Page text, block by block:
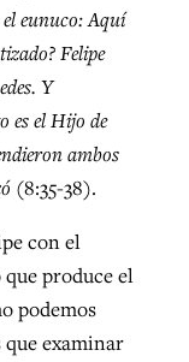
eunuco: Aquí
Felipe
Y
es el Hijo de
ambos
(8:35-38).
con el
produce el
podemos
examinar